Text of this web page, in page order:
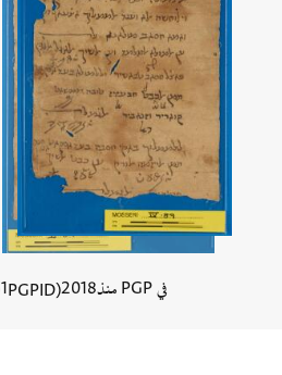
في PGP منذ 2018
PGPID